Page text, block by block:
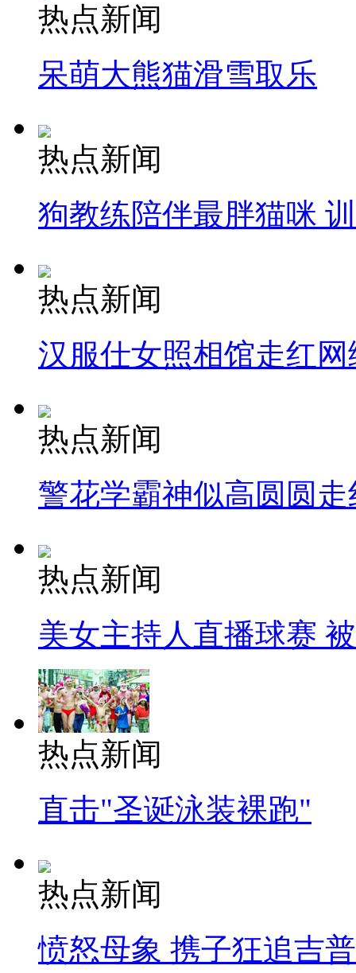
热点新闻
呆萌大熊猫滑雪取乐
热点新闻
狗教练陪伴最胖猫咪
热点新闻
汉服仕女照相馆走红网
热点新闻
警花学霸神似高圆圆走
热点新闻
美女主持人直播球赛
热点新闻
直击"圣诞泳装裸跑"
热点新闻
愤怒母象 携子狂追吉